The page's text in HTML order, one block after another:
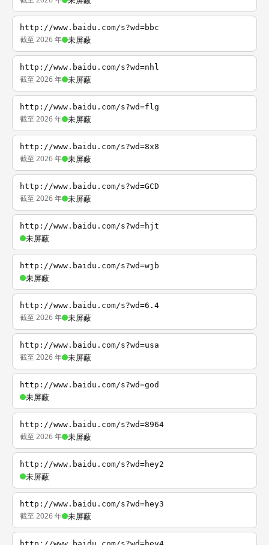
http://www.baidu.com/s?wd=bbc
截至 2026 年 未屏蔽
http://www.baidu.com/s?wd=nhl
截至 2026 年 未屏蔽
http://www.baidu.com/s?wd=flg
截至 2026 年 未屏蔽
http://www.baidu.com/s?wd=8x8
截至 2026 年 未屏蔽
http://www.baidu.com/s?wd=GCD
截至 2026 年 未屏蔽
http://www.baidu.com/s?wd=hjt
未屏蔽
http://www.baidu.com/s?wd=wjb
未屏蔽
http://www.baidu.com/s?wd=6.4
截至 2026 年 未屏蔽
http://www.baidu.com/s?wd=usa
截至 2026 年 未屏蔽
http://www.baidu.com/s?wd=god
未屏蔽
http://www.baidu.com/s?wd=8964
截至 2026 年 未屏蔽
http://www.baidu.com/s?wd=hey2
未屏蔽
http://www.baidu.com/s?wd=hey3
截至 2026 年 未屏蔽